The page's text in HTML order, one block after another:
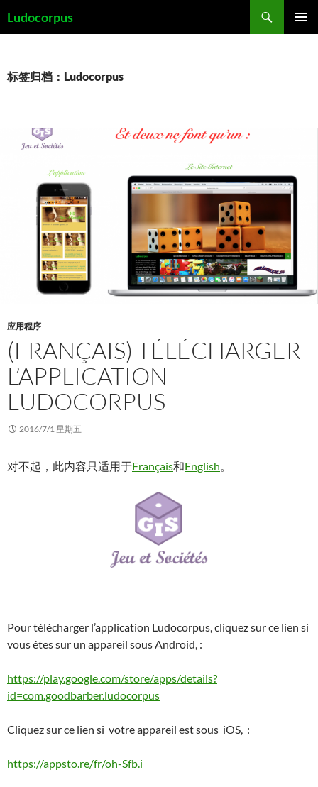
至Ludocorpus
索
标签归档：Ludocorpus
应用程序
(FRANÇAIS) TÉLÉCHARGER
L’APPLICATION
LUDOCORPUS
2016/7/1 星期五
对不起，此内容只适用于Français和English。
Pour télécharger l’application Ludocorpus, cliquez sur ce lien si
vous êtes sur un appareil sous Android, :
https://play.google.com/store/apps/details?
id=com.goodbarber.ludocorpus
Cliquez sur ce lien si votre appareil est sous iOS, :
https://appsto.re/fr/oh-Sfb.i